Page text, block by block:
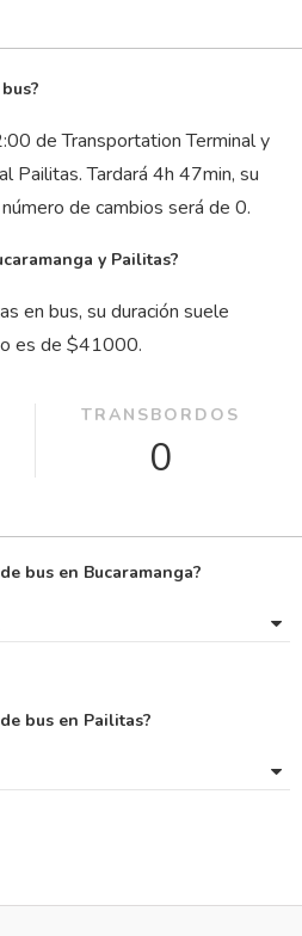
de Transportation Terminal y
Pailitas. Tardará 4h 47min, su
de cambios será de 0.
y Pailitas?
en bus, su duración suele
es de $41000.
TRANSBORDOS
0
bus en Bucaramanga?
bus en Pailitas?